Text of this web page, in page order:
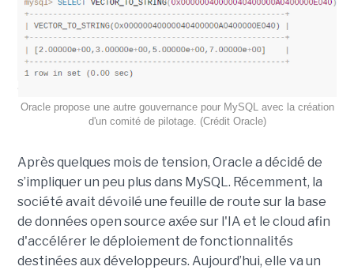
Oracle propose une autre gouvernance pour MySQL avec la création
d'un comité de pilotage. (Crédit Oracle)
Après quelques mois de tension, Oracle a décidé de
s’impliquer un peu plus dans MySQL. Récemment, la
société avait dévoilé une feuille de route sur la base
de données open source axée sur l'IA et le cloud afin
d'accélérer le déploiement de fonctionnalités
destinées aux développeurs. Aujourd’hui, elle va un